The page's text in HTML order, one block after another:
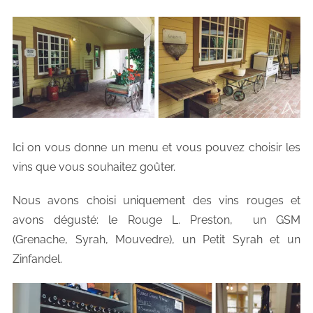
Ici on vous donne un menu et vous pouvez choisir les
vins que vous souhaitez goûter.
Nous avons choisi uniquement des vins rouges et
avons dégusté: le Rouge L. Preston, un GSM
(Grenache, Syrah, Mouvedre), un Petit Syrah et un
Zinfandel.